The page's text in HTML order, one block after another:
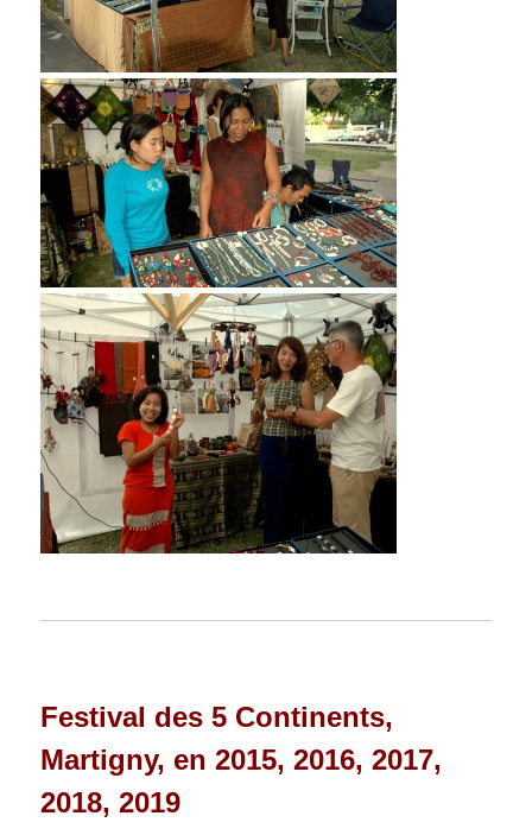
Festival des 5 Continents,
Martigny, en 2015, 2016, 2017,
2018, 2019